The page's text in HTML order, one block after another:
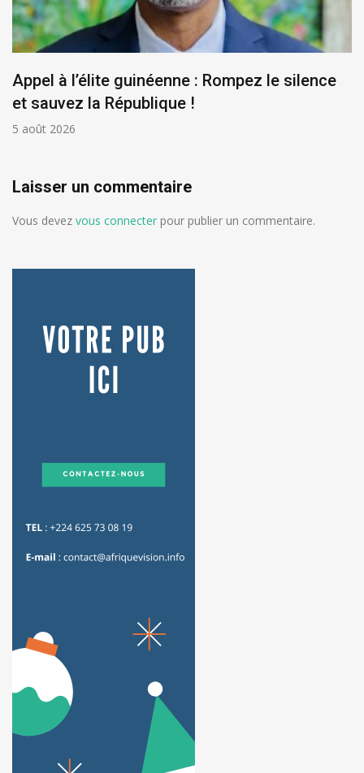
Appel à l’élite guinéenne : Rompez le silence
et sauvez la République !
5 août 2026
Laisser un commentaire
Vous devez vous connecter pour publier un commentaire.